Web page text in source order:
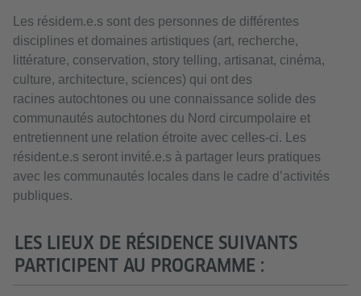
Les résidem.e.s sont des personnes de différentes
disciplines et domaines artistiques (art, recherche,
littérature, conservation, story telling, artisanat, cinéma,
culture, architecture, sciences) qui ont des
racines autochtones ou une connaissance solide des
communautés autochtones du Nord circumpolaire et
entretiennent une relation étroite avec celles-ci. Les
résident.e.s seront invité.e.s à partager leurs pratiques
avec les communautés locales dans le cadre d’activités
publiques.
LES LIEUX DE RÉSIDENCE SUIVANTS
PARTICIPENT AU PROGRAMME :